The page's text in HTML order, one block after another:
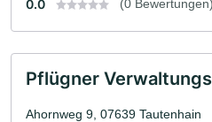
0.0 (0 Bewertungen)
Pflügner
Ahornweg 9, 07639 Tautenhain